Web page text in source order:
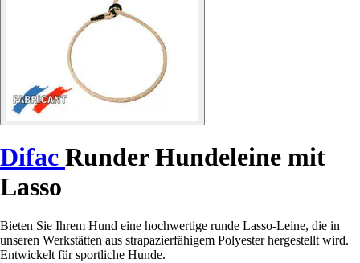
Difac Runder Hundeleine mit
Lasso
Bieten Sie Ihrem Hund eine hochwertige runde Lasso-Leine, die in
unseren Werkstätten aus strapazierfähigem Polyester hergestellt wird.
Entwickelt für sportliche Hunde.